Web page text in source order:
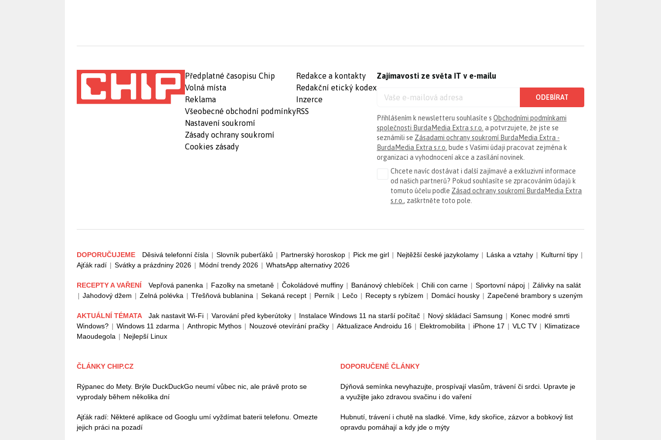
Předplatné časopisu Chip
Volná místa
Reklama
Všeobecné obchodní podmínky
Nastavení soukromí
Zásady ochrany soukromí
Cookies zásady
Redakce a kontakty
Redakční etický kodex
Inzerce
RSS
Zajímavosti ze světa IT v e-mailu
ODEBÍRAT
Přihlášením k newsletteru souhlasíte s Obchodními podmínkami
společnosti BurdaMedia Extra s.r.o. a potvrzujete, že jste se
seznámili se Zásadami ochrany soukromí BurdaMedia Extra -
BurdaMedia Extra s.r.o. bude s Vašimi údaji pracovat zejména k
organizaci a vyhodnocení akce a zasílání novinek.
Chcete navíc dostávat i další zajímavé a exkluzivní informace
od našich partnerů? Pokud souhlasíte se zpracováním údajů k
tomuto účelu podle Zásad ochrany soukromí BurdaMedia Extra
s.r.o. , zaškrtněte toto pole.
DOPORUČUJEME Děsivá telefonní čísla | Slovník puberťáků | Partnerský horoskop | Pick me girl | Nejtěžší české jazykolamy | Láska a vztahy | Kulturní tipy |
Ajťák radí | Svátky a prázdniny 2026 | Módní trendy 2026 | WhatsApp alternativy 2026
RECEPTY A VAŘENÍ Vepřová panenka | Fazolky na smetaně | Čokoládové muffiny | Banánový chlebíček | Chili con carne | Sportovní nápoj | Zálivky na salát
| Jahodový džem | Zelná polévka | Třešňová bublanina | Sekaná recept | Perník | Lečo | Recepty s rybízem | Domácí housky | Zapečené brambory s uzeným
AKTUÁLNÍ TÉMATA Jak nastavit Wi-Fi | Varování před kyberútoky | Instalace Windows 11 na starší počítač | Nový skládací Samsung | Konec modré smrti
Windows? | Windows 11 zdarma | Anthropic Mythos | Nouzové otevírání pračky | Aktualizace Androidu 16 | Elektromobilita | iPhone 17 | VLC TV | Klimatizace
Maoudegola | Nejlepší Linux
ČLÁNKY CHIP.CZ
Rýpanec do Mety. Brýle DuckDuckGo neumí vůbec nic, ale právě proto se
vyprodaly během několika dní
Ajťák radí: Některé aplikace od Googlu umí vyždímat baterii telefonu. Omezte
jejich práci na pozadí
DOPORUČENÉ ČLÁNKY
Dýňová semínka nevyhazujte, prospívají vlasům, trávení či srdci. Upravte je
a využijte jako zdravou svačinu i do vaření
Hubnutí, trávení i chutě na sladké. Víme, kdy skořice, zázvor a bobkový list
opravdu pomáhají a kdy jde o mýty